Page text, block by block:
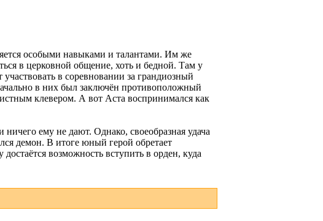
особыми навыками и талантами. Им же
в церковной общение, хоть и бедной. Там у
в соревновании за грандиозный
в них был заключён противоположный
клевером. А вот Аста воспринимался как
ему не дают. Однако, своеобразная удача
демон. В итоге юный герой обретает
возможность вступить в орден, куда